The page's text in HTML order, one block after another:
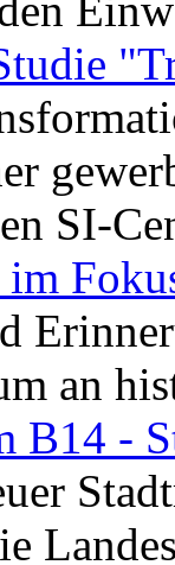
SI-
an
B14 -